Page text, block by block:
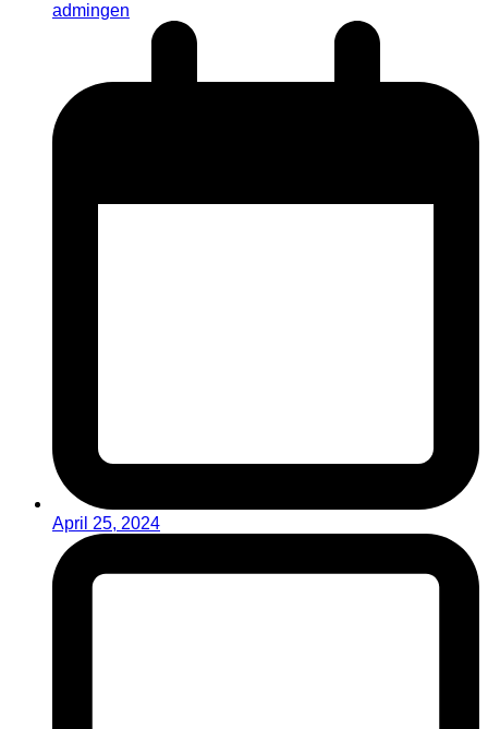
admingen
April 25, 2024